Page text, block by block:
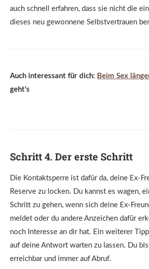
auch schnell erfahren, dass sie nicht die
dieses neu gewonnene Selbstvertrauen
Auch interessant für dich: Beim Sex
geht’s
Schritt 4. Der erste Schritt
Die Kontaktsperre ist dafür da, deine Ex-
Reserve zu locken. Du kannst es wagen,
Schritt zu gehen, wenn sich deine Ex-
meldet oder du andere Anzeichen dafür
noch Interesse an dir hat. Ein weiterer
auf deine Antwort warten zu lassen. Du
erreichbar und immer auf Abruf.